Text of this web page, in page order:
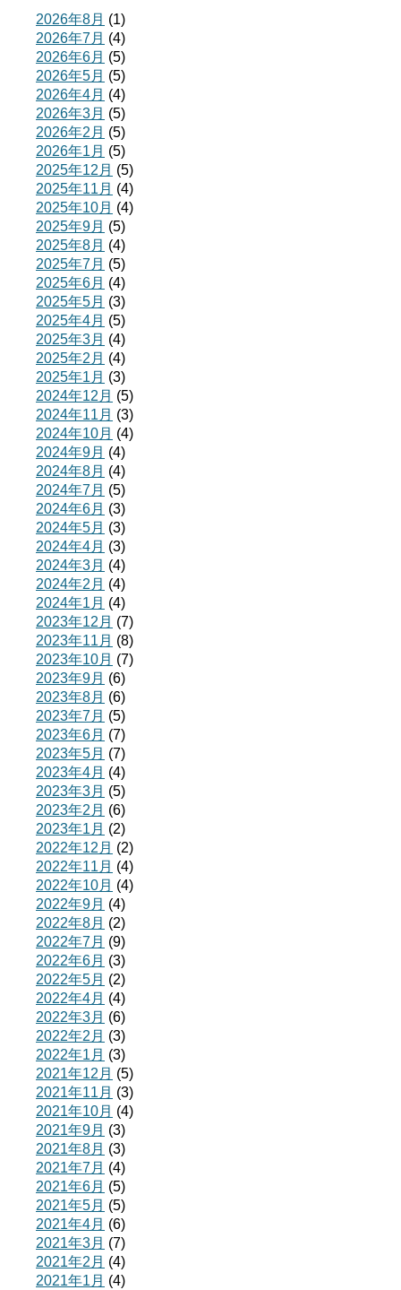
2026年8月 (1)
2026年7月 (4)
2026年6月 (5)
2026年5月 (5)
2026年4月 (4)
2026年3月 (5)
2026年2月 (5)
2026年1月 (5)
2025年12月 (5)
2025年11月 (4)
2025年10月 (4)
2025年9月 (5)
2025年8月 (4)
2025年7月 (5)
2025年6月 (4)
2025年5月 (3)
2025年4月 (5)
2025年3月 (4)
2025年2月 (4)
2025年1月 (3)
2024年12月 (5)
2024年11月 (3)
2024年10月 (4)
2024年9月 (4)
2024年8月 (4)
2024年7月 (5)
2024年6月 (3)
2024年5月 (3)
2024年4月 (3)
2024年3月 (4)
2024年2月 (4)
2024年1月 (4)
2023年12月 (7)
2023年11月 (8)
2023年10月 (7)
2023年9月 (6)
2023年8月 (6)
2023年7月 (5)
2023年6月 (7)
2023年5月 (7)
2023年4月 (4)
2023年3月 (5)
2023年2月 (6)
2023年1月 (2)
2022年12月 (2)
2022年11月 (4)
2022年10月 (4)
2022年9月 (4)
2022年8月 (2)
2022年7月 (9)
2022年6月 (3)
2022年5月 (2)
2022年4月 (4)
2022年3月 (6)
2022年2月 (3)
2022年1月 (3)
2021年12月 (5)
2021年11月 (3)
2021年10月 (4)
2021年9月 (3)
2021年8月 (3)
2021年7月 (4)
2021年6月 (5)
2021年5月 (5)
2021年4月 (6)
2021年3月 (7)
2021年2月 (4)
2021年1月 (4)